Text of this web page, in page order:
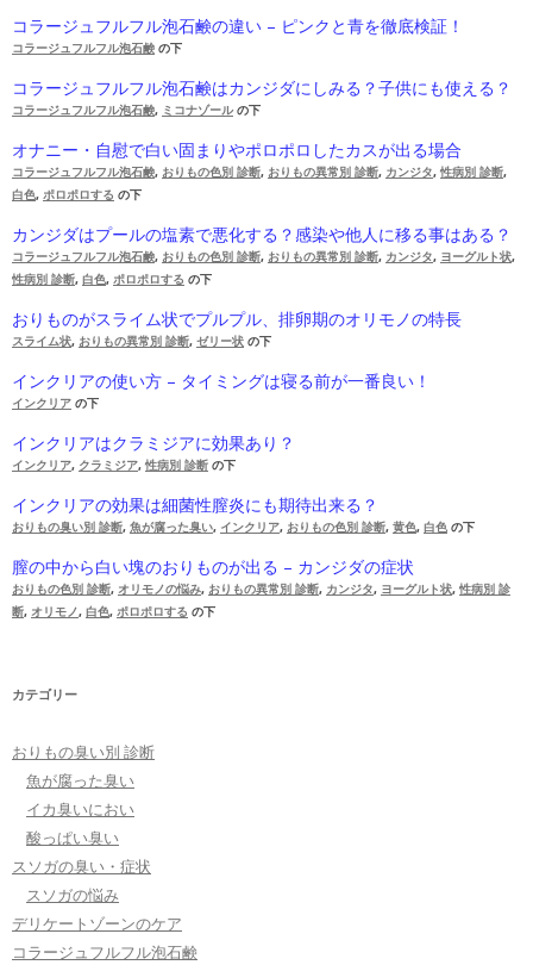
コラージュフルフル泡石鹸の違い – ピンクと青を徹底検証！
コラージュフルフル泡石鹸 の下
コラージュフルフル泡石鹸はカンジダにしみる？子供にも使える？
コラージュフルフル泡石鹸, ミコナゾールの下
オナニー・自慰で白い固まりやポロポロしたカスが出る場合
コラージュフルフル泡石鹸, おりもの色別 診断, おりもの異常別 診断, カンジタ, 性病別 診断,
白色, ポロポロする の下
カンジダはプールの塩素で悪化する？感染や他人に移る事はある？
コラージュフルフル泡石鹸, おりもの色別 診断, おりもの異常別 診断, カンジタ, ヨーグルト状,
性病別 診断, 白色, ポロポロする の下
おりものがスライム状でプルプル、排卵期のオリモノの特長
スライム状, おりもの異常別 診断, ゼリー状 の下
インクリアの使い方 – タイミングは寝る前が一番良い！
インクリア の下
インクリアはクラミジアに効果あり？
インクリア, クラミジア, 性病別 診断 の下
インクリアの効果は細菌性膣炎にも期待出来る？
おりもの臭い別 診断, 魚が腐った臭い, インクリア, おりもの色別 診断, 黄色, 白色 の下
膣の中から白い塊のおりものが出る – カンジダの症状
おりもの色別 診断, オリモノの悩み, おりもの異常別 診断, カンジタ, ヨーグルト状, 性病別 診
断, オリモノ, 白色, ポロポロする の下
カテゴリー
おりもの臭い別 診断
魚が腐った臭い
イカ臭いにおい
酸っぱい臭い
スソガの臭い・症状
スソガの悩み
デリケートゾーンのケア
コラージュフルフル泡石鹸